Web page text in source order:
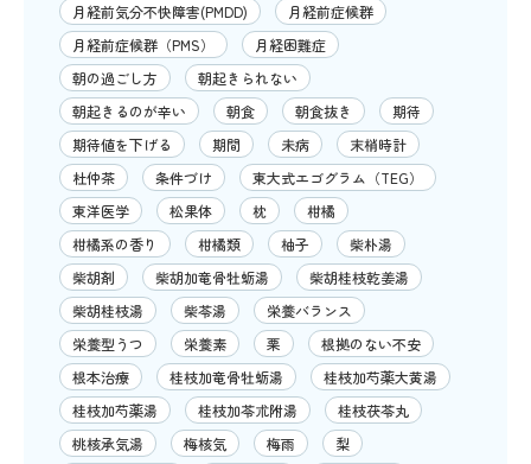
月経前気分不快障害(PMDD)
月経前症候群
月経前症候群（PMS）
月経困難症
朝の過ごし方
朝起きられない
朝起きるのが辛い
朝食 朝食抜き
期待
期待値を下げる
期間 未病
末梢時計
杜仲茶
条件づけ
東大式エゴグラム（TEG）
東洋医学
松果体 枕
柑橘
柑橘系の香り
柑橘類 柚子
柴朴湯
柴胡剤
柴胡加竜骨牡蛎湯
柴胡桂枝乾姜湯
柴胡桂枝湯
柴苓湯
栄養バランス
栄養型うつ
栄養素 栗
根拠のない不安
根本治療
桂枝加竜骨牡蛎湯
桂枝加芍薬大黄湯
桂枝加芍薬湯
桂枝加苓朮附湯
桂枝茯苓丸
桃核承気湯
梅核気 梅雨
梨